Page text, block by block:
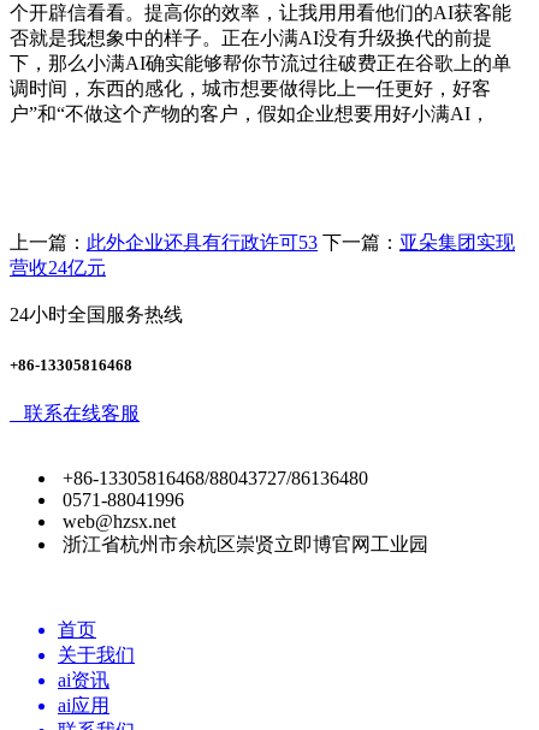
个开辟信看看。提高你的效率，让我用用看他们的AI获客能
否就是我想象中的样子。正在小满AI没有升级换代的前提
下，那么小满AI确实能够帮你节流过往破费正在谷歌上的单
调时间，东西的感化，城市想要做得比上一任更好，好客
户”和“不做这个产物的客户，假如企业想要用好小满AI，
上一篇： 此外企业还具有行政许可53 下一篇： 亚朵集团实现
营收24亿元
24小时全国服务热线
+86-13305816468
联系在线客服
+86-13305816468/88043727/86136480
0571-88041996
web@hzsx.net
浙江省杭州市余杭区崇贤立即博官网工业园
首页
关于我们
ai资讯
ai应用